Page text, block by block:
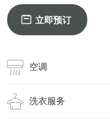
立即预订
空调
洗衣服务